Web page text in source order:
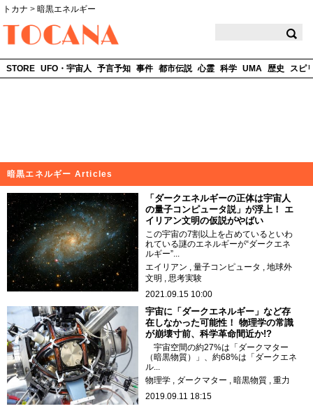
トカナ > 暗黒エネルギー
STORE UFO・宇宙人 予言予知 事件 都市伝説 心霊 科学 UMA 歴史 スピ
暗黒エネルギー Articles
「ダークエネルギーの正体は宇宙人
の量子コンピュータ説」が浮上！ エ
イリアン文明の仮説がやばい
この宇宙の7割以上を占めているといわ
れている謎のエネルギーが“ダークエネ
ルギー”...
エイリアン
量子コンピュータ
地球外
文明
思考実験
2021.09.15 10:00
宇宙に「ダークエネルギー」など存
在しなかった可能性！ 物理学の常識
が崩壊寸前、科学革命間近か!?
宇宙空間の約27%は「ダークマター
（暗黒物質）」、約68%は「ダークエネ
ル...
物理学
ダークマター 暗黒物質
重力
2019.09.11 18:15